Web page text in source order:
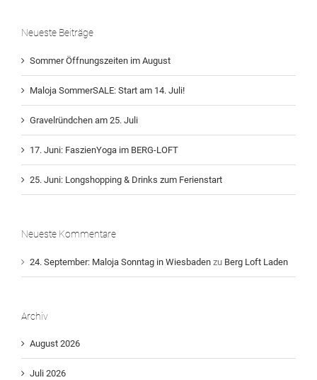
Neueste Beiträge
Sommer Öffnungszeiten im August
Maloja SommerSALE: Start am 14. Juli!
Gravelründchen am 25. Juli
17. Juni: FaszienYoga im BERG-LOFT
25. Juni: Longshopping & Drinks zum Ferienstart
Neueste Kommentare
24. September: Maloja Sonntag in Wiesbaden zu Berg Loft Laden
Archiv
August 2026
Juli 2026